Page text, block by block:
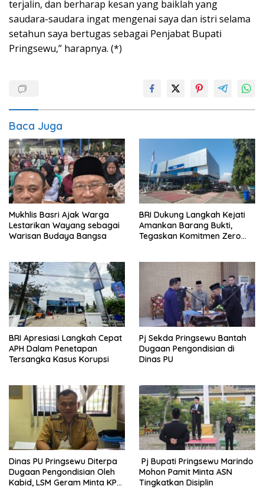
terjalin, dan berharap kesan yang baiklah yang
saudara-saudara ingat mengenai saya dan istri selama
setahun saya bertugas sebagai Penjabat Bupati
Pringsewu,” harapnya. (*)
Baca Juga
Mukhlis Basri Ajak Warga
Lestarikan Wayang sebagai
Warisan Budaya Bangsa
BRI Dukung Langkah Kejati
Amankan Barang Bukti,
Tegaskan Komitmen Zero
BRI Apresiasi Langkah Cepat
APH Dalam Penetapan
Tersangka Kasus Korupsi
Pj Sekda Pringsewu Bantah
Dugaan Pengondisian di
Dinas PU
Dinas PU Pringsewu Diterpa
Dugaan Pengondisian Oleh
Kabid, LSM Geram Minta KPK
Pj Bupati Pringsewu Marindo
Mohon Pamit Minta ASN
Tingkatkan Disiplin